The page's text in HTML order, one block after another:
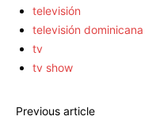
televisión
televisión dominicana
tv
tv show
Previous article